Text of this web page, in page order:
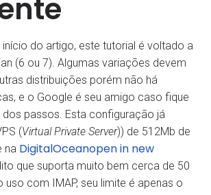
do artigo, este tutorial é voltado a
(6 ou 7). Algumas variações devem
distribuições porém não há
e o Google é seu amigo caso fique
passos. Esta configuração já
(Virtual Private Server)) de 512Mb de
na DigitalOceanopen in new
que suporta muito bem cerca de 50
uso com IMAP, seu limite é apenas o